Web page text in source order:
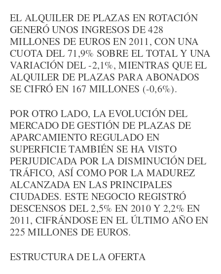
EL ALQUILER DE PLAZAS EN ROTACIÓN
GENERÓ UNOS INGRESOS DE 428
MILLONES DE EUROS EN 2011, CON UNA
CUOTA DEL 71,9% SOBRE EL TOTAL Y UNA
VARIACIÓN DEL -2,1%, MIENTRAS QUE EL
ALQUILER DE PLAZAS PARA ABONADOS
SE CIFRÓ EN 167 MILLONES (-0,6%).
POR OTRO LADO, LA EVOLUCIÓN DEL
MERCADO DE GESTIÓN DE PLAZAS DE
APARCAMIENTO REGULADO EN
SUPERFICIE TAMBIÉN SE HA VISTO
PERJUDICADA POR LA DISMINUCIÓN DEL
TRÁFICO, ASÍ COMO POR LA MADUREZ
ALCANZADA EN LAS PRINCIPALES
CIUDADES. ESTE NEGOCIO REGISTRÓ
DESCENSOS DEL 2,5% EN 2010 Y 2,2% EN
2011, CIFRÁNDOSE EN EL ÚLTIMO AÑO EN
225 MILLONES DE EUROS.
ESTRUCTURA DE LA OFERTA